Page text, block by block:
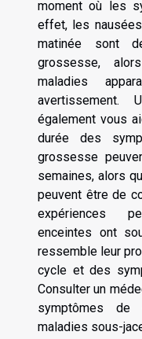
moment où les
effet, les
matinée sont
grossesse,
maladies
également vous
durée des
grossesse
semaines, alors
peuvent être de
expériences
enceintes ont
ressemble leur
cycle et des
Consulter un
symptômes
maladies sous-